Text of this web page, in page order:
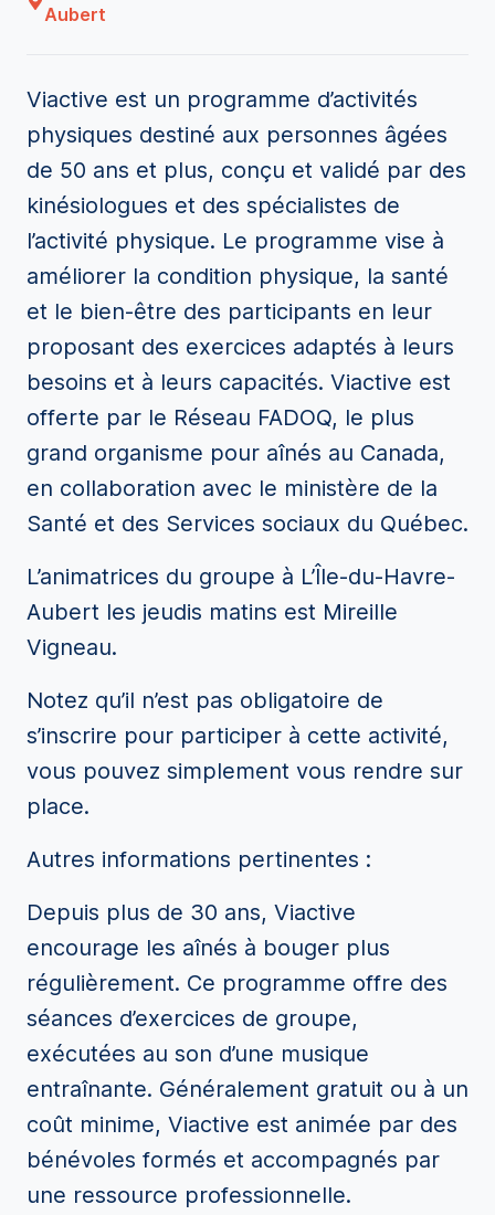
Aubert
Viactive est un programme d’activités
physiques destiné aux personnes âgées
de 50 ans et plus, conçu et validé par des
kinésiologues et des spécialistes de
l’activité physique. Le programme vise à
améliorer la condition physique, la santé
et le bien-être des participants en leur
proposant des exercices adaptés à leurs
besoins et à leurs capacités. Viactive est
offerte par le Réseau FADOQ, le plus
grand organisme pour aînés au Canada,
en collaboration avec le ministère de la
Santé et des Services sociaux du Québec.
L’animatrices du groupe à L’Île-du-Havre-
Aubert les jeudis matins est Mireille
Vigneau.
Notez qu’il n’est pas obligatoire de
s’inscrire pour participer à cette activité,
vous pouvez simplement vous rendre sur
place.
Autres informations pertinentes :
Depuis plus de 30 ans, Viactive
encourage les aînés à bouger plus
régulièrement. Ce programme offre des
séances d’exercices de groupe,
exécutées au son d’une musique
entraînante. Généralement gratuit ou à un
coût minime, Viactive est animée par des
bénévoles formés et accompagnés par
une ressource professionnelle.